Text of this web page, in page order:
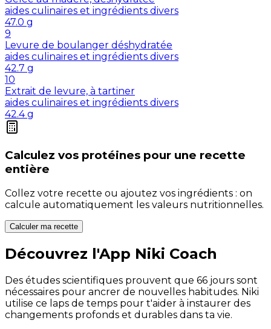
aides culinaires et ingrédients divers
47.0 g
9
Levure de boulanger déshydratée
aides culinaires et ingrédients divers
42.7 g
10
Extrait de levure, à tartiner
aides culinaires et ingrédients divers
42.4 g
Calculez vos protéines pour une recette
entière
Collez votre recette ou ajoutez vos ingrédients : on
calcule automatiquement les valeurs nutritionnelles.
Calculer ma recette
Découvrez l'App Niki Coach
Des études scientifiques prouvent que 66 jours sont
nécessaires pour ancrer de nouvelles habitudes. Niki
utilise ce laps de temps pour t'aider à instaurer des
changements profonds et durables dans ta vie.